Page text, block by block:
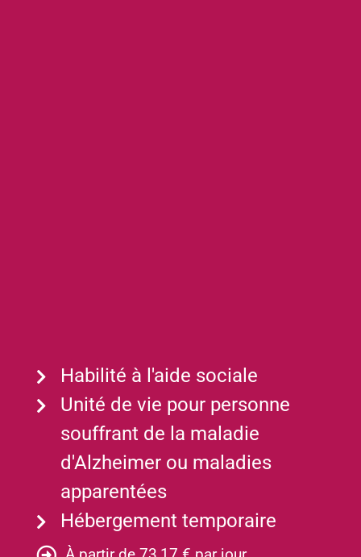
Habilité à l'aide sociale
Unité de vie pour personne
souffrant de la maladie
d'Alzheimer ou maladies
apparentées
Hébergement temporaire